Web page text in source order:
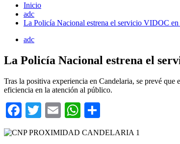
Inicio
adc
La Policía Nacional estrena el servicio VIDOC en
adc
La Policía Nacional estrena el
Tras la positiva experiencia en Candelaria, se prevé
eficiencia en la atención al público.
Facebook
TwitterEmailWhatsApp